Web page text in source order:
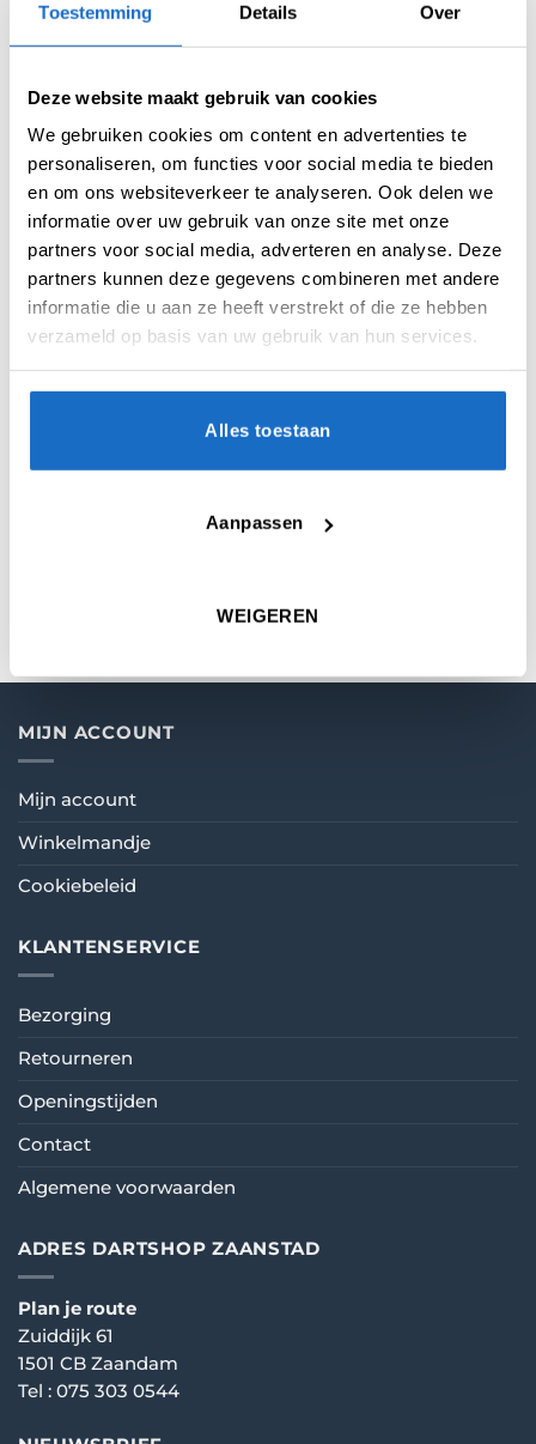
Toestemming Details Over
Deze website maakt gebruik van cookies
We gebruiken cookies om content en advertenties te
personaliseren, om functies voor social media te bieden
en om ons websiteverkeer te analyseren. Ook delen we
informatie over uw gebruik van onze site met onze
partners voor social media, adverteren en analyse. Deze
partners kunnen deze gegevens combineren met andere
informatie die u aan ze heeft verstrekt of die ze hebben
verzameld op basis van uw gebruik van hun services.
Alles toestaan
Aanpassen
WEIGEREN
BESCHRIJVING
BEOORDELINGEN (0)
Unicorn Gary Anderson Ultrafly Dart Flights –
Opvallend Sterke Polyester Flights met Cutting
MIJN ACCOUNT
Mijn account
Winkelmandje
Cookiebeleid
KLANTENSERVICE
Bezorging
Retourneren
Openingstijden
Contact
Algemene voorwaarden
ADRES DARTSHOP ZAANSTAD
Plan je route
Zuiddijk 61
1501 CB Zaandam
Tel : 075 303 0544